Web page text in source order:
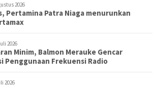
2026
Pertamina Patra Niaga menurunkan
2026
Minim, Balmon Merauke Gencar
Penggunaan Frekuensi Radio
2026